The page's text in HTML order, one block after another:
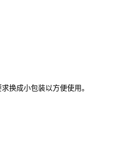
换成小包装以方便使用。